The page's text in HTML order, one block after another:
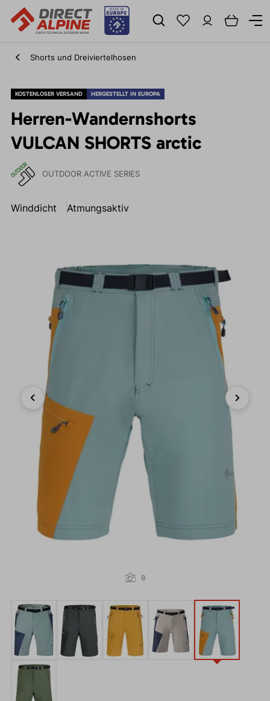
Shorts und Dreiviertelhosen
KOSTENLOSER VERSAND HERGESTELLT IN EUROPA
Herren-Wandernshorts
VULCAN SHORTS arctic
OUTDOOR ACTIVE SERIES
Winddicht Atmungsaktiv
Previous Next
8